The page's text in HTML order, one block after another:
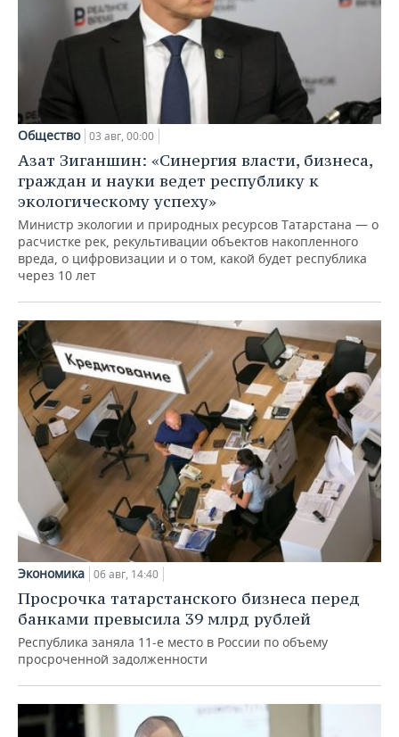
Общество 03 авг, 00:00
Азат Зиганшин: «Синергия власти, бизнеса,
граждан и науки ведет республику к
экологическому успеху»
Министр экологии и природных ресурсов Татарстана — о
расчистке рек, рекультивации объектов накопленного
вреда, о цифровизации и о том, какой будет республика
через 10 лет
Экономика 06 авг, 14:40
Просрочка татарстанского бизнеса перед
банками превысила 39 млрд рублей
Республика заняла 11-е место в России по объему
просроченной задолженности